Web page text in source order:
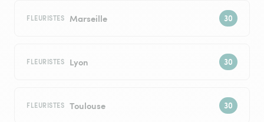
FLEURISTES Marseille
FLEURISTES Lyon
FLEURISTES Toulouse